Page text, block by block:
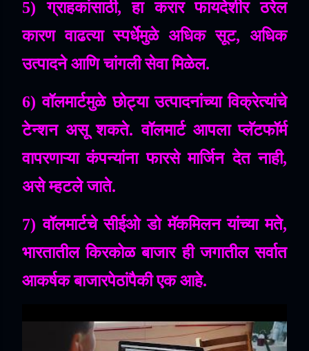
5)ग्राहकांसाठी,हा करार फायदेशीर
ठरेल
कारण वाढत्या स्पर्धेमुळे अधिक सूट, अधिक
उत्पादने आणि चांगली सेवा मिळेल.
6)वॉलमार्टमुळे छोट्या उत्पादनांच्या विक्रेत्यांचे
टेन्शन असू शकते.वॉलमार्ट आपला प्लॅटफॉर्म
वापरणाऱ्या कंपन्यांना फारसे मार्जिन देत नाही,
असे म्हटले जाते.
7)वॉलमार्टचे सीईओ डो मॅकमिलन यांच्या मते,
भारतातील किरकोळ बाजार ही जगातील सर्वात
आकर्षक बाजारपेठांपैकी एक आहे.